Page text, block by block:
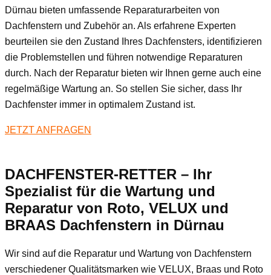
Dürnau bieten umfassende Reparaturarbeiten von
Dachfenstern und Zubehör an. Als erfahrene Experten
beurteilen sie den Zustand Ihres Dachfensters, identifizieren
die Problemstellen und führen notwendige Reparaturen
durch. Nach der Reparatur bieten wir Ihnen gerne auch eine
regelmäßige Wartung an. So stellen Sie sicher, dass Ihr
Dachfenster immer in optimalem Zustand ist.
JETZT ANFRAGEN
DACHFENSTER-RETTER – Ihr
Spezialist für die Wartung und
Reparatur von Roto, VELUX und
BRAAS Dachfenstern in Dürnau
Wir sind auf die Reparatur und Wartung von Dachfenstern
verschiedener Qualitätsmarken wie VELUX, Braas und Roto